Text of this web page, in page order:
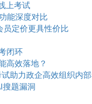
上考试
能深度对比
定价更具性价比
闭环
高效落地？
助力政企高效组织内
搜题漏洞